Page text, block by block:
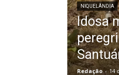
NIQUELÂNDIA
Idosa
Redação - 14